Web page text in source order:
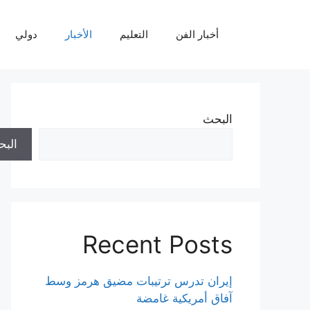
أخبار الفن التعليم الأخبار دولي
البحث
Recent Posts
إيران تدرس ترتيبات مضيق هرمز وسط
آفاق أمريكية غامضة